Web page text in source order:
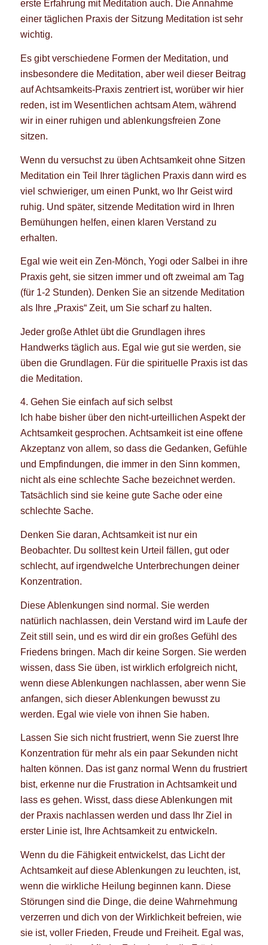
erste Erfahrung mit Meditation auch. Die Annahme
einer täglichen Praxis der Sitzung Meditation ist sehr
wichtig.
Es gibt verschiedene Formen der Meditation, und
insbesondere die Meditation, aber weil dieser Beitrag
auf Achtsamkeits-Praxis zentriert ist, worüber wir hier
reden, ist im Wesentlichen achtsam Atem, während
wir in einer ruhigen und ablenkungsfreien Zone
sitzen.
Wenn du versuchst zu üben Achtsamkeit ohne Sitzen
Meditation ein Teil Ihrer täglichen Praxis dann wird es
viel schwieriger, um einen Punkt, wo Ihr Geist wird
ruhig. Und später, sitzende Meditation wird in Ihren
Bemühungen helfen, einen klaren Verstand zu
erhalten.
Egal wie weit ein Zen-Mönch, Yogi oder Salbei in ihre
Praxis geht, sie sitzen immer und oft zweimal am Tag
(für 1-2 Stunden). Denken Sie an sitzende Meditation
als Ihre „Praxis“ Zeit, um Sie scharf zu halten.
Jeder große Athlet übt die Grundlagen ihres
Handwerks täglich aus. Egal wie gut sie werden, sie
üben die Grundlagen. Für die spirituelle Praxis ist das
die Meditation.
4. Gehen Sie einfach auf sich selbst
Ich habe bisher über den nicht-urteillichen Aspekt der
Achtsamkeit gesprochen. Achtsamkeit ist eine offene
Akzeptanz von allem, so dass die Gedanken, Gefühle
und Empfindungen, die immer in den Sinn kommen,
nicht als eine schlechte Sache bezeichnet werden.
Tatsächlich sind sie keine gute Sache oder eine
schlechte Sache.
Denken Sie daran, Achtsamkeit ist nur ein
Beobachter. Du solltest kein Urteil fällen, gut oder
schlecht, auf irgendwelche Unterbrechungen deiner
Konzentration.
Diese Ablenkungen sind normal. Sie werden
natürlich nachlassen, dein Verstand wird im Laufe der
Zeit still sein, und es wird dir ein großes Gefühl des
Friedens bringen. Mach dir keine Sorgen. Sie werden
wissen, dass Sie üben, ist wirklich erfolgreich nicht,
wenn diese Ablenkungen nachlassen, aber wenn Sie
anfangen, sich dieser Ablenkungen bewusst zu
werden. Egal wie viele von ihnen Sie haben.
Lassen Sie sich nicht frustriert, wenn Sie zuerst Ihre
Konzentration für mehr als ein paar Sekunden nicht
halten können. Das ist ganz normal Wenn du frustriert
bist, erkenne nur die Frustration in Achtsamkeit und
lass es gehen. Wisst, dass diese Ablenkungen mit
der Praxis nachlassen werden und dass Ihr Ziel in
erster Linie ist, Ihre Achtsamkeit zu entwickeln.
Wenn du die Fähigkeit entwickelst, das Licht der
Achtsamkeit auf diese Ablenkungen zu leuchten, ist,
wenn die wirkliche Heilung beginnen kann. Diese
Störungen sind die Dinge, die deine Wahrnehmung
verzerren und dich von der Wirklichkeit befreien, wie
sie ist, voller Frieden, Freude und Freiheit. Egal was,